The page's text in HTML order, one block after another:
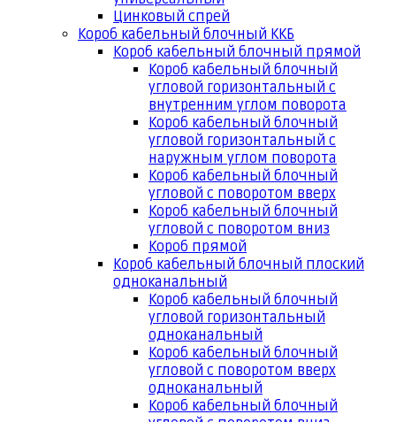
Цинковый спрей
Короб кабельный блочный ККБ
Короб кабельный блочный прямой
Короб кабельный блочный
угловой горизонтальный с
внутренним углом поворота
Короб кабельный блочный
угловой горизонтальный с
наружным углом поворота
Короб кабельный блочный
угловой с поворотом вверх
Короб кабельный блочный
угловой с поворотом вниз
Короб прямой
Короб кабельный блочный плоский
одноканальный
Короб кабельный блочный
угловой горизонтальный
одноканальный
Короб кабельный блочный
угловой с поворотом вверх
одноканальный
Короб кабельный блочный